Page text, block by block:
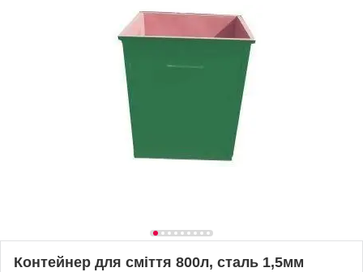
Контейнер для сміття 800л, сталь 1,5мм